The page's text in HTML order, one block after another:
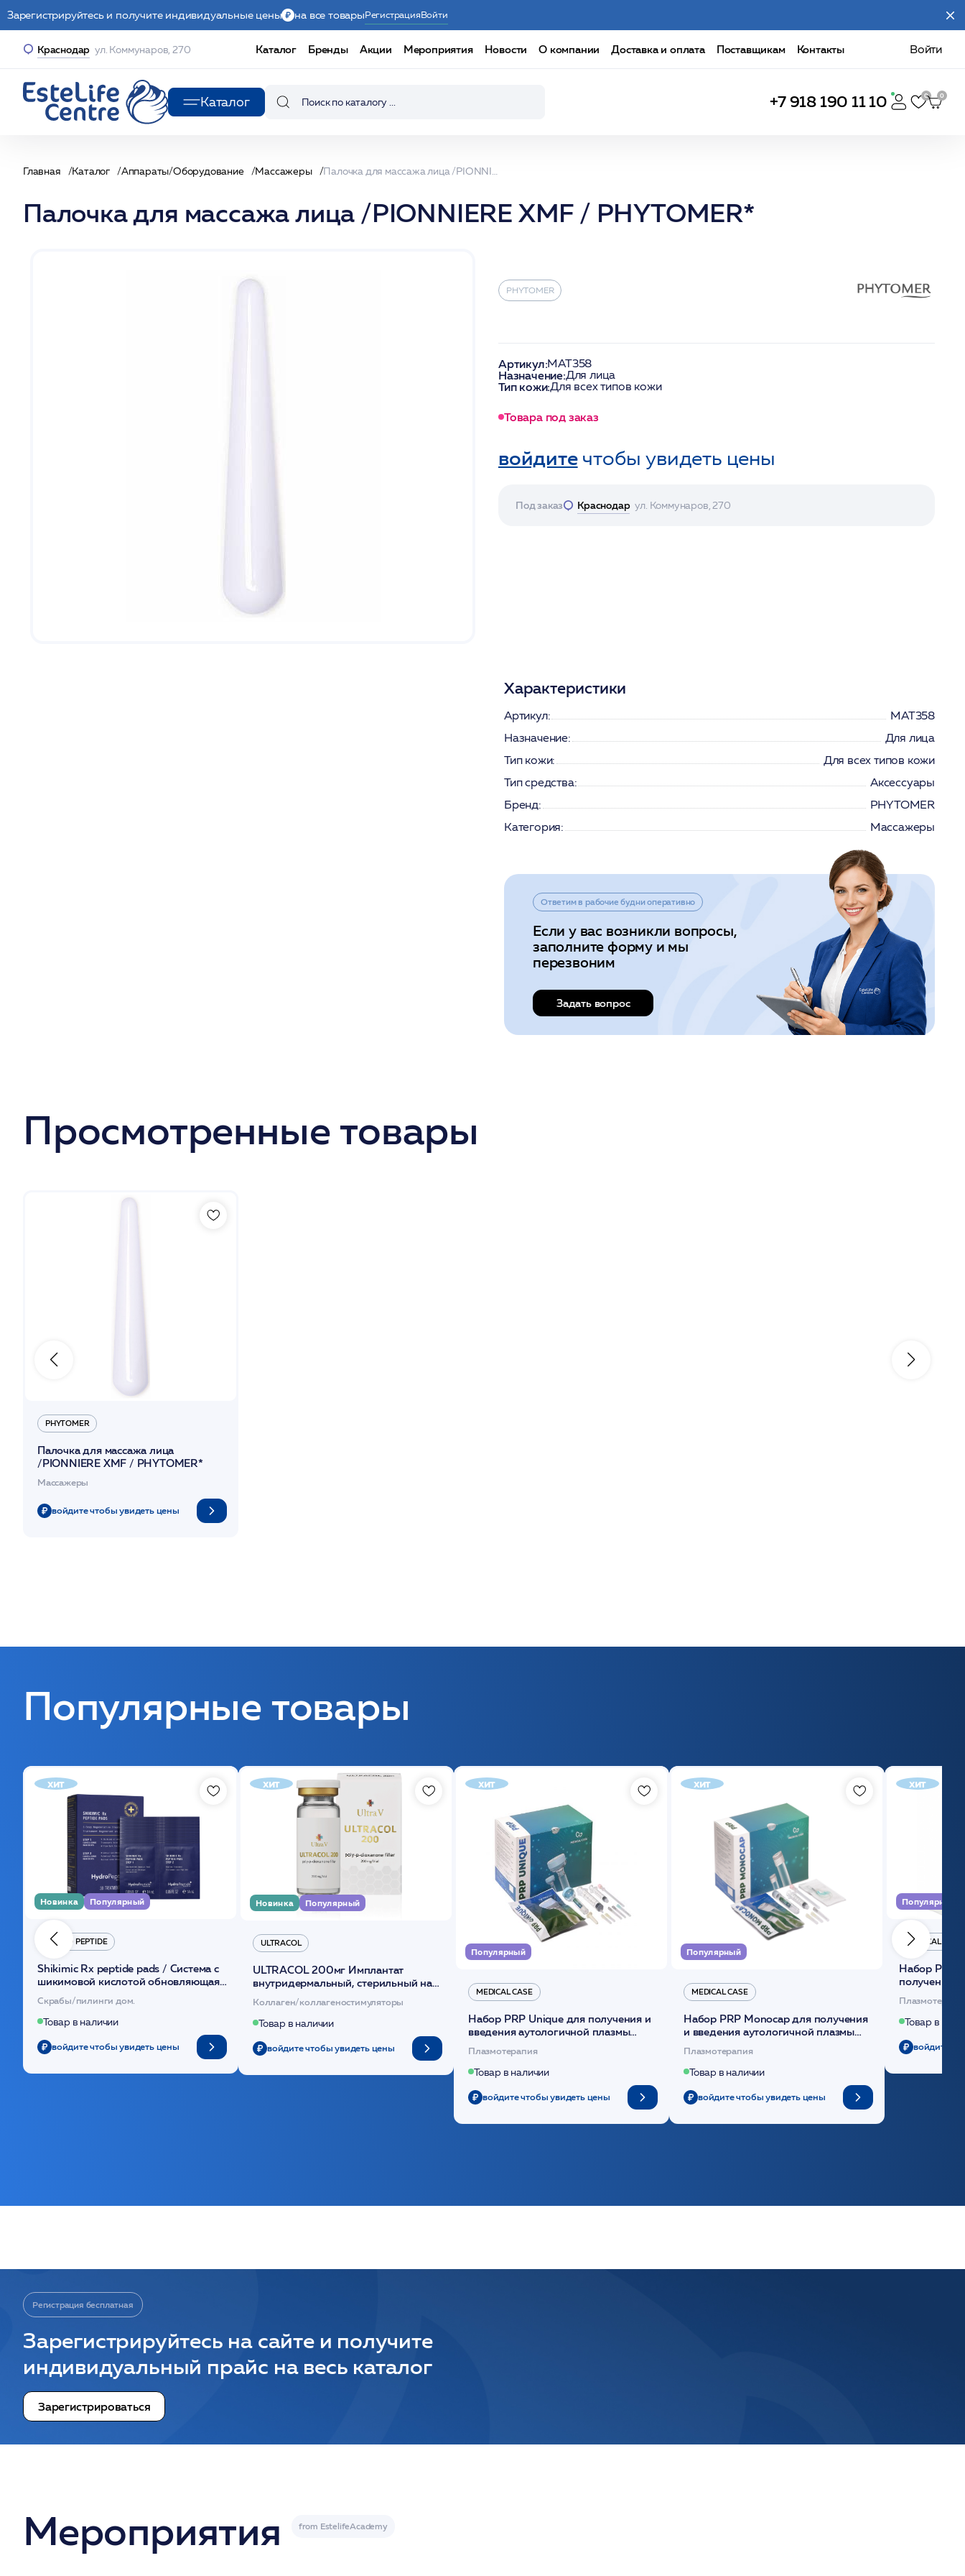
Зарегистрируйтесь и получите индивидуальные цены на все товарыРегистрацияВойти
Краснодар ул. Коммунаров, 270 Каталог Бренды Акции Мероприятия Новости О компании Доставка и оплата Поставщикам Контакты Войти
Каталог +7 918 190 11 10
Главная Каталог Аппараты/Оборудование Массажеры
Палочка для массажа лица /PIONNIERE XMF / PHYTOMER*
PHYTOMER
Артикул:MAT358
Назначение:Для лица
Тип кожи:Для всех типов кожи
Товара под заказ
войдитечтобы увидеть цены
Под заказ Краснодар ул. Коммунаров, 270
Характеристики
Артикул:
MAT358
Назначение:
Для лица
Тип кожи:
Для всех типов кожи
Тип средства:
Аксессуары
Бренд:
PHYTOMER
Категория:
Массажеры
Ответим в рабочие будни оперативно
Если у вас возникли вопросы,
заполните форму и мы
перезвоним
Задать вопрос
Просмотренные товары
PHYTOMER
Палочка для массажа лица
/PIONNIERE XMF / PHYTOMER*
Массажеры
войдите чтобы увидеть цены
Популярные товары
хит
Новинка Популярный
HYDRO PEPTIDE
Shikimic Rx peptide pads / Cистема с
шикимовой кислотой обновляющая
(30шт) /HP
Скрабы/пилинги дом.
Товар в наличии
войдите чтобы увидеть цены
хит
Новинка Популярный
ULTRACOL
ULTRACOL 200мг Имплантат
внутридермальный, стерильный на
основе полидиоксанона /ULTRACOL
Коллаген/коллагеностимуляторы
Товар в наличии
войдите чтобы увидеть цены
хит
Популярный
MEDICAL CASE
Набор PRP Unique для получения и
введения аутологичной плазмы
Плазмотерапия
Товар в наличии
войдите чтобы увидеть цены
хит
Популярный
MEDICAL CASE
Набор PRP Monocap для получения
и введения аутологичной плазмы
Плазмотерапия
Товар в наличии
войдите чтобы увидеть цены
хит
Популярный
MEDICAL CASE
Набор Plasmoactive Стандарт для
получения
Товар в
войдите
Регистрация бесплатная
Зарегистрируйтесь на сайте и получите
индивидуальный прайс на весь каталог
Зарегистрироваться
Мероприятия